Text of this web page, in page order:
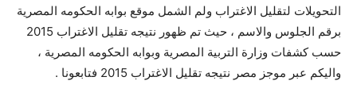
التحويلات لتقليل الاغتراب ولم الشمل موقع بوابه الحكومه المصرية
برقم الجلوس والاسم ، حيث تم ظهور نتيجه تقليل الاغتراب 2015
حسب كشفات وزارة التربية المصرية وبوابه الحكومه المصرية ،
واليكم عبر موجز مصر نتيجه تقليل الاغتراب 2015 فتابعونا .